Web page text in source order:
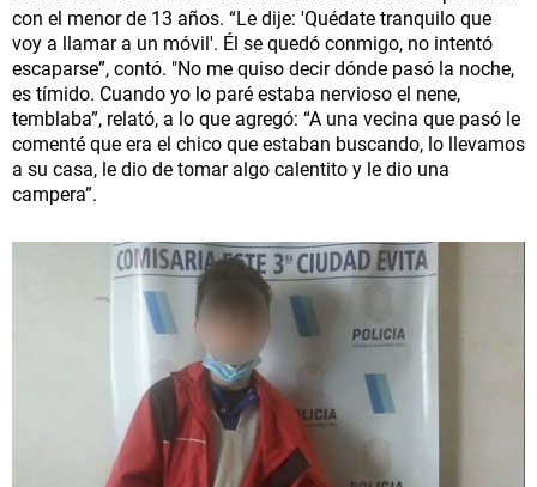
con el menor de 13 años. “Le dije: 'Quédate tranquilo que
voy a llamar a un móvil'. Él se quedó conmigo, no intentó
escaparse”, contó. "No me quiso decir dónde pasó la noche,
es tímido. Cuando yo lo paré estaba nervioso el nene,
temblaba”, relató, a lo que agregó: “A una vecina que pasó le
comenté que era el chico que estaban buscando, lo llevamos
a su casa, le dio de tomar algo calentito y le dio una
campera”.